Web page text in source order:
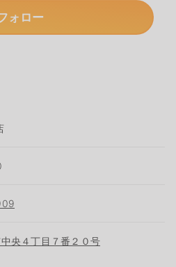
ォロー
央４丁目７番２０号